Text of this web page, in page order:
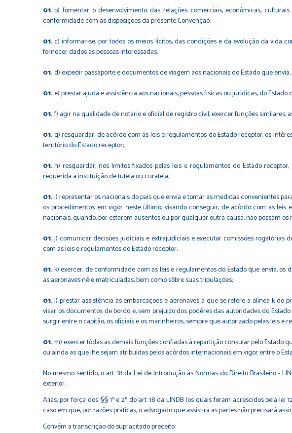
b) fomentar o desenvolvimento das relações comerciais, econômicas,
conformidade com as disposições da presente Convenção;
c) informar-se, por todos os meios lícitos, das condições e da evolução da vida
fornecer dados às pessoas interessadas;
d) expedir passaporte e documentos de viagem aos nacionais do Estado que
e) prestar ajuda e assistência aos nacionais, pessoas físicas ou jurídicas, do Estado
f) agir na qualidade de notário e oficial de registro civil, exercer funções
g) resguardar, de acôrdo com as leis e regulamentos do Estado receptor, os
território do Estado receptor;
h) resguardar, nos limites fixados pelas leis e regulamentos do Estado
requerida a instituição de tutela ou curatela;
i) representar os nacionais do país que envia e tomar as medidas convenientes
os procedimentos em vigor neste último, visando conseguir, de acôrdo com as
nacionais, quando, por estarem ausentes ou por qualquer outra causa, não possam
j) comunicar decisões judiciais e extrajudiciais e executar comissões
com as leis e regulamentos do Estado receptor;
k) exercer, de conformidade com as leis e regulamentos do Estado que envia,
as aeronaves nêle matriculadas, bem como sôbre suas tripulações;
l) prestar assistência às embarcações e aeronaves a que se refere a alínea k do
visar os documentos de bordo e, sem prejuízo dos podêres das autoridades do
surgir entre o capitão, os oficiais e os marinheiros, sempre que autorizado pelas leis e
m) exercer tôdas as demais funções confiadas à repartição consular pelo Estado
ou ainda as que lhe sejam atribuídas pelos acôrdos internacionais em vigor entre o
No mesmo sentido, o art. 18 da Lei de Introdução às Normas do Direito Brasileiro -
exterior.
Aliás, por força dos §§ 1º e 2º do art. 18 da LINDB (os quais foram acrescidos pela
caso em que, por razões práticas, o advogado que assistirá as partes não precisará
Convém a transcrição do supracitado preceito: